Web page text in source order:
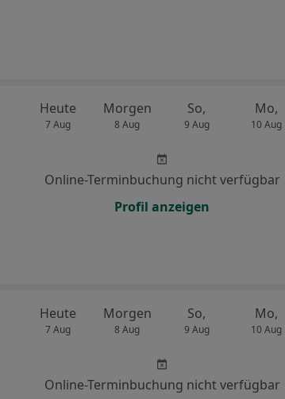
Heute
7 Aug
Morgen
8 Aug
So,
9 Aug
Mo,
10 Aug
Online-Terminbuchung nicht verfügbar
Profil anzeigen
Heute
7 Aug
Morgen
8 Aug
So,
9 Aug
Mo,
10 Aug
Online-Terminbuchung nicht verfügbar